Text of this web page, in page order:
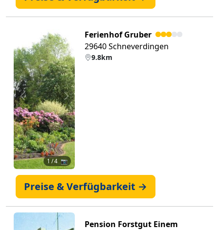
Zurück Weiter
1 / 4 📷
Ferienhof Gruber
29640 Schneverdingen
9.8km
Preise & Verfügbarkeit →
Pension Forstgut Einem